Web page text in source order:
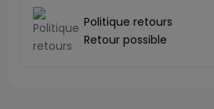
Politique retours
Retour possible